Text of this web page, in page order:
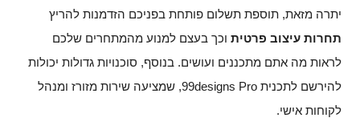
יתרה מזאת, תוספת תשלום פותחת בפניכם הזדמנות להריץ
תחרות עיצוב פרטית וכך בעצם למנוע מהמתחרים שלכם
לראות מה אתם מתכננים ועושים. בנוסף, סוכנויות גדולות יכולות
להירשם לתכנית 99designs Pro, שמציעה שירות מזורז ומנהל
לקוחות אישי.